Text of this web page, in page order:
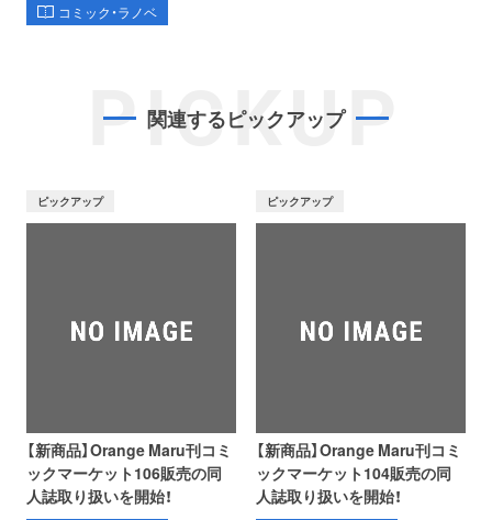
コミック・ラノベ
PICKUP
関連するピックアップ
ピックアップ
【新商品】Orange Maru刊コミ
ックマーケット106販売の同
人誌取り扱いを開始！
ピックアップ
【新商品】Orange Maru刊コミ
ックマーケット104販売の同
人誌取り扱いを開始！